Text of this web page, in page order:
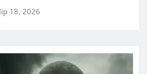
lip 18, 2026